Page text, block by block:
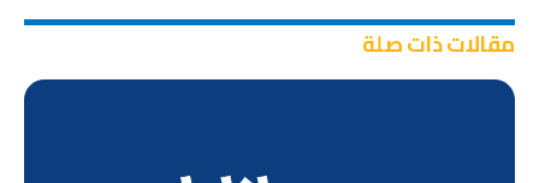
مقالات ذات صلة